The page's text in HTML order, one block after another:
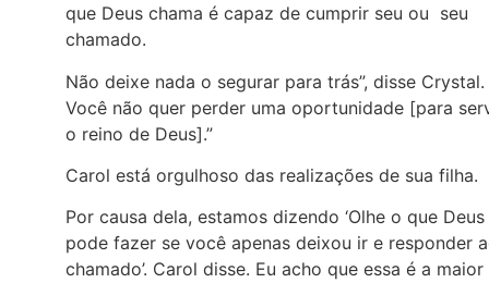
que Deus chama é capaz de cumprir seu ou seu
chamado.
Não deixe nada o segurar para trás”, disse Crystal.
Você não quer perder uma oportunidade [para
o reino de Deus].”
Carol está orgulhoso das realizações de sua filha.
Por causa dela, estamos dizendo ‘Olhe o que Deus
pode fazer se você apenas deixou ir e responder
chamado’. Carol disse. Eu acho que essa é a maior